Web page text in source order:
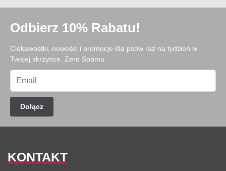
Odbierz 10% Rabatu!
Ciekawostki, nowości i promocje dla psów raz na tydzień w
Twojej skrzynce. Zero Spamu.
Dołącz
KONTAKT